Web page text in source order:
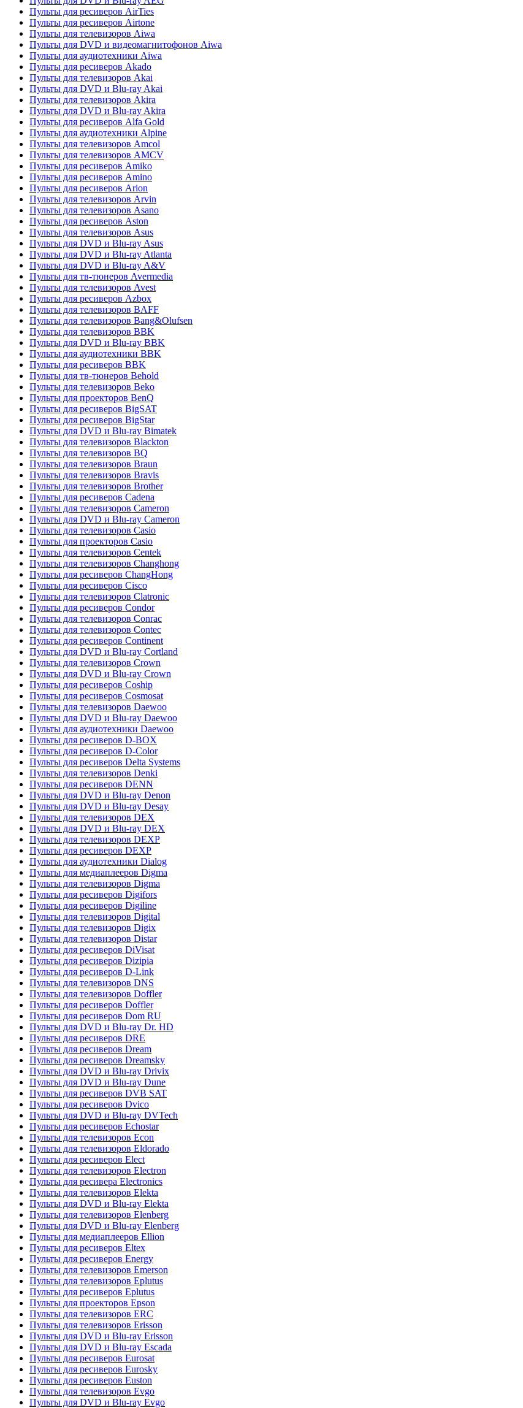
Пульты для ресиверов AirTies
Пульты для ресиверов Airtone
Пульты для телевизоров Aiwa
Пульты для DVD и видеомагнитофонов Aiwa
Пульты для аудиотехники Aiwa
Пульты для ресиверов Akado
Пульты для телевизоров Akai
Пульты для DVD и Blu-ray Akai
Пульты для телевизоров Akira
Пульты для DVD и Blu-ray Akira
Пульты для ресиверов Alfa Gold
Пульты для аудиотехники Alpine
Пульты для телевизоров Amcol
Пульты для телевизоров AMCV
Пульты для ресиверов Amiko
Пульты для ресиверов Amino
Пульты для ресиверов Arion
Пульты для телевизоров Arvin
Пульты для телевизоров Asano
Пульты для ресиверов Aston
Пульты для телевизоров Asus
Пульты для DVD и Blu-ray Asus
Пульты для DVD и Blu-ray Atlanta
Пульты для DVD и Blu-ray A&V
Пульты для тв-тюнеров Avermedia
Пульты для телевизоров Avest
Пульты для ресиверов Azbox
Пульты для телевизоров BAFF
Пульты для телевизоров Bang&Olufsen
Пульты для телевизоров BBK
Пульты для DVD и Blu-ray BBK
Пульты для аудиотехники BBK
Пульты для ресиверов BBK
Пульты для тв-тюнеров Behold
Пульты для телевизоров Beko
Пульты для проекторов BenQ
Пульты для ресиверов BigSAT
Пульты для ресиверов BigStar
Пульты для DVD и Blu-ray Bimatek
Пульты для телевизоров Blackton
Пульты для телевизоров BQ
Пульты для телевизоров Braun
Пульты для телевизоров Bravis
Пульты для телевизоров Brother
Пульты для ресиверов Cadena
Пульты для телевизоров Cameron
Пульты для DVD и Blu-ray Cameron
Пульты для телевизоров Casio
Пульты для проекторов Casio
Пульты для телевизоров Centek
Пульты для телевизоров Changhong
Пульты для ресиверов ChangHong
Пульты для ресиверов Cisco
Пульты для телевизоров Clatronic
Пульты для ресиверов Condor
Пульты для телевизоров Conrac
Пульты для телевизоров Contec
Пульты для ресиверов Continent
Пульты для DVD и Blu-ray Cortland
Пульты для телевизоров Crown
Пульты для DVD и Blu-ray Crown
Пульты для ресиверов Coship
Пульты для ресиверов Cosmosat
Пульты для телевизоров Daewoo
Пульты для DVD и Blu-ray Daewoo
Пульты для аудиотехники Daewoo
Пульты для ресиверов D-BOX
Пульты для ресиверов D-Color
Пульты для ресиверов Delta Systems
Пульты для телевизоров Denki
Пульты для ресиверов DENN
Пульты для DVD и Blu-ray Denon
Пульты для DVD и Blu-ray Desay
Пульты для телевизоров DEX
Пульты для DVD и Blu-ray DEX
Пульты для телевизоров DEXP
Пульты для ресиверов DEXP
Пульты для аудиотехники Dialog
Пульты для медиаплееров Digma
Пульты для телевизоров Digma
Пульты для ресиверов Digifors
Пульты для ресиверов Digiline
Пульты для телевизоров Digital
Пульты для телевизоров Digix
Пульты для телевизоров Distar
Пульты для ресиверов DiVisat
Пульты для ресиверов Dizipia
Пульты для ресиверов D-Link
Пульты для телевизоров DNS
Пульты для телевизоров Doffler
Пульты для ресиверов Doffler
Пульты для ресиверов Dom RU
Пульты для DVD и Blu-ray Dr. HD
Пульты для ресиверов DRE
Пульты для ресиверов Dream
Пульты для ресиверов Dreamsky
Пульты для DVD и Blu-ray Drivix
Пульты для DVD и Blu-ray Dune
Пульты для ресиверов DVB SAT
Пульты для ресиверов Dvico
Пульты для DVD и Blu-ray DVTech
Пульты для ресиверов Echostar
Пульты для телевизоров Econ
Пульты для телевизоров Eldorado
Пульты для ресиверов Elect
Пульты для телевизоров Electron
Пульты для ресивера Electronics
Пульты для телевизоров Elekta
Пульты для DVD и Blu-ray Elekta
Пульты для телевизоров Elenberg
Пульты для DVD и Blu-ray Elenberg
Пульты для медиаплееров Ellion
Пульты для ресиверов Eltex
Пульты для ресиверов Energy
Пульты для телевизоров Emerson
Пульты для телевизоров Eplutus
Пульты для ресиверов Eplutus
Пульты для проекторов Epson
Пульты для телевизоров ERC
Пульты для телевизоров Erisson
Пульты для DVD и Blu-ray Erisson
Пульты для DVD и Blu-ray Escada
Пульты для ресиверов Eurosat
Пульты для ресиверов Eurosky
Пульты для ресиверов Euston
Пульты для телевизоров Evgo
Пульты для DVD и Blu-ray Evgo